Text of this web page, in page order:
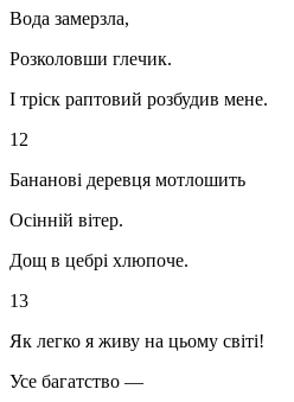
Вода замерзла,
Розколовши глечик.
І тріск раптовий розбудив мене.
12
Бананові деревця мотлошить
Осінній вітер.
Дощ в цебрі хлюпоче.
13
Як легко я живу на цьому світі!
Усе багатство —